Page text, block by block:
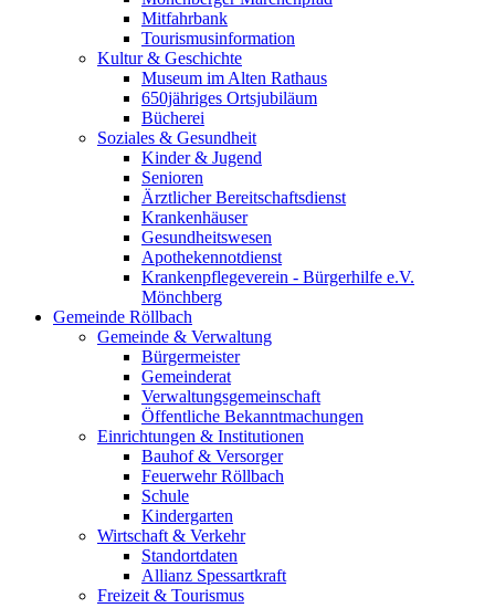
Mitfahrbank
Tourismusinformation
Kultur & Geschichte
Museum im Alten Rathaus
650jähriges Ortsjubiläum
Bücherei
Soziales & Gesundheit
Kinder & Jugend
Senioren
Ärztlicher Bereitschaftsdienst
Krankenhäuser
Gesundheitswesen
Apothekennotdienst
Krankenpflegeverein - Bürgerhilfe e.V.
Mönchberg
Gemeinde Röllbach
Gemeinde & Verwaltung
Bürgermeister
Gemeinderat
Verwaltungsgemeinschaft
Öffentliche Bekanntmachungen
Einrichtungen & Institutionen
Bauhof & Versorger
Feuerwehr Röllbach
Schule
Kindergarten
Wirtschaft & Verkehr
Standortdaten
Allianz Spessartkraft
Freizeit & Tourismus